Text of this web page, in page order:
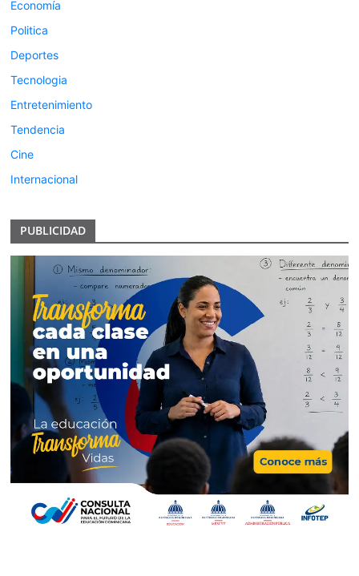
Economía
Politica
Deportes
Tecnologia
Entretenimiento
Tendencia
Cine
Internacional
PUBLICIDAD